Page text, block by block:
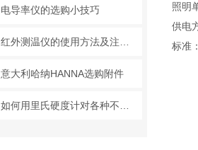
电导率仪的选购小技巧
意大利哈纳HANNA选购附件
照明
供电
标准